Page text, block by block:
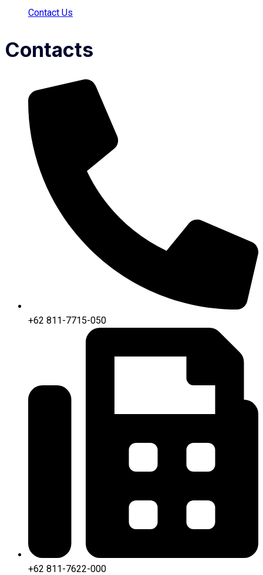
Contact Us
Contacts
+62 811-7715-050
+62 811-7622-000